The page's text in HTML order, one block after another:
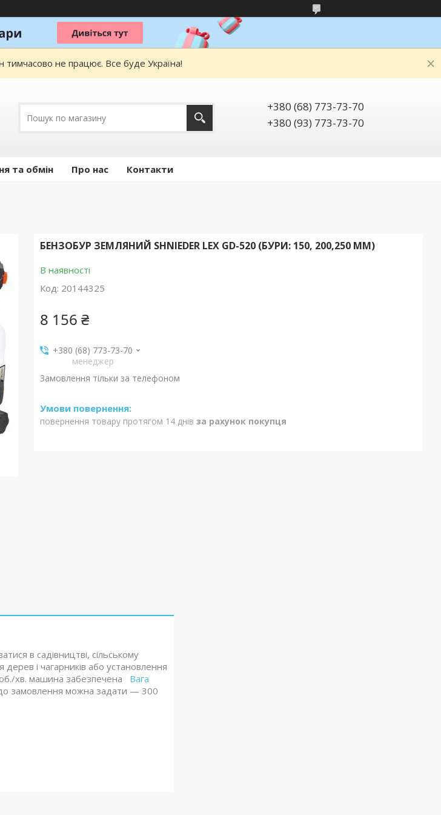
тимчасово не працює. Все буде Україна!
+380 (68) 773-73-70
+380 (93) 773-73-70
та обмін Про нас Контакти
БЕНЗОБУР ЗЕМЛЯНИЙ SHNIEDER LEX GD-520 (БУРИ: 150, 200,250 ММ)
В наявності
Код: 20144325
8 156 ₴
+380 (68) 773-73-70
менеджер
Замовлення тільки за телефоном
повернення товару протягом 14 днів за рахунок покупця
в садівництві, сільському
дерев і чагарників або установлення
хв. машина забезпечена Вага
замовлення можна задати — 300